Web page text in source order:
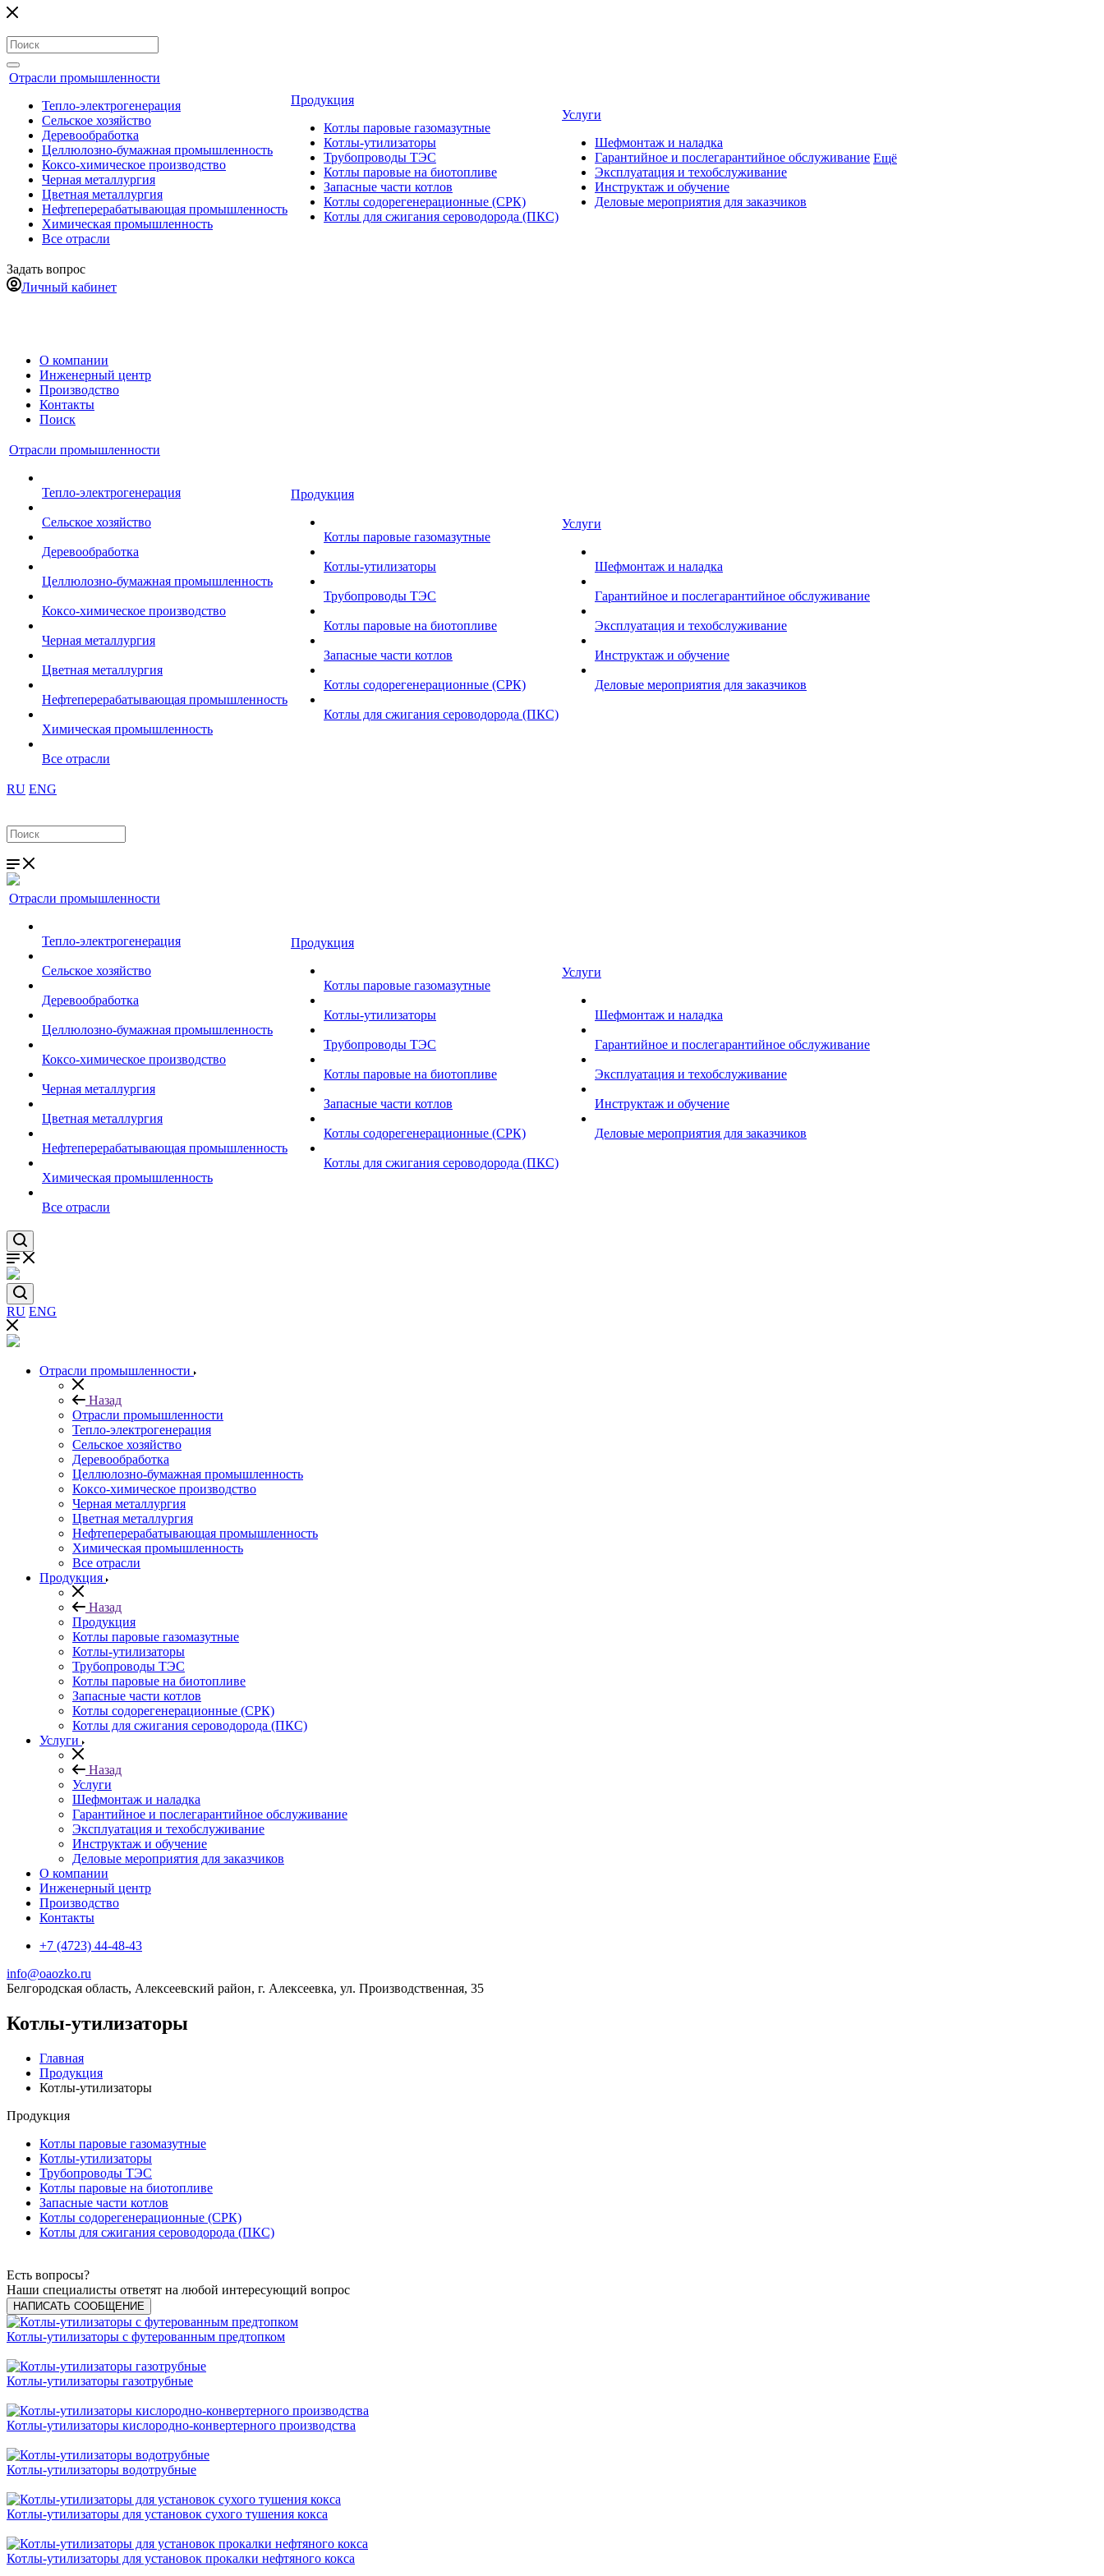
Отрасли промышленности
Тепло-электрогенерация
Сельское хозяйство
Деревообработка
Целлюлозно-бумажная промышленность
Коксо-химическое производство
Черная металлургия
Цветная металлургия
Нефтеперерабатывающая промышленность
Химическая промышленность
Все отрасли
Продукция
Котлы паровые газомазутные
Котлы-утилизаторы
Трубопроводы ТЭС
Котлы паровые на биотопливе
Запасные части котлов
Котлы содорегенерационные (СРК)
Котлы для сжигания сероводорода (ПКС)
Услуги
Шефмонтаж и наладка
Гарантийное и послегарантийное обслуживание
Эксплуатация и техобслуживание
Инструктаж и обучение
Деловые мероприятия для заказчиков
Ещё
Задать вопрос
Личный кабинет
О компании
Инженерный центр
Производство
Контакты
Поиск
Отрасли промышленности
Тепло-электрогенерация
Сельское хозяйство
Деревообработка
Целлюлозно-бумажная промышленность
Коксо-химическое производство
Черная металлургия
Цветная металлургия
Нефтеперерабатывающая промышленность
Химическая промышленность
Все отрасли
Продукция
Котлы паровые газомазутные
Котлы-утилизаторы
Трубопроводы ТЭС
Котлы паровые на биотопливе
Запасные части котлов
Котлы содорегенерационные (СРК)
Котлы для сжигания сероводорода (ПКС)
Услуги
Шефмонтаж и наладка
Гарантийное и послегарантийное обслуживание
Эксплуатация и техобслуживание
Инструктаж и обучение
Деловые мероприятия для заказчиков
RU ENG
Отрасли промышленности
Тепло-электрогенерация
Сельское хозяйство
Деревообработка
Целлюлозно-бумажная промышленность
Коксо-химическое производство
Черная металлургия
Цветная металлургия
Нефтеперерабатывающая промышленность
Химическая промышленность
Все отрасли
Продукция
Котлы паровые газомазутные
Котлы-утилизаторы
Трубопроводы ТЭС
Котлы паровые на биотопливе
Запасные части котлов
Котлы содорегенерационные (СРК)
Котлы для сжигания сероводорода (ПКС)
Услуги
Шефмонтаж и наладка
Гарантийное и послегарантийное обслуживание
Эксплуатация и техобслуживание
Инструктаж и обучение
Деловые мероприятия для заказчиков
RU ENG
Отрасли промышленности
Назад
Отрасли промышленности
Тепло-электрогенерация
Сельское хозяйство
Деревообработка
Целлюлозно-бумажная промышленность
Коксо-химическое производство
Черная металлургия
Цветная металлургия
Нефтеперерабатывающая промышленность
Химическая промышленность
Все отрасли
Продукция
Назад
Продукция
Котлы паровые газомазутные
Котлы-утилизаторы
Трубопроводы ТЭС
Котлы паровые на биотопливе
Запасные части котлов
Котлы содорегенерационные (СРК)
Котлы для сжигания сероводорода (ПКС)
Услуги
Назад
Услуги
Шефмонтаж и наладка
Гарантийное и послегарантийное обслуживание
Эксплуатация и техобслуживание
Инструктаж и обучение
Деловые мероприятия для заказчиков
О компании
Инженерный центр
Производство
Контакты
+7 (4723) 44-48-43
info@oaozko.ru
Белгородская область, Алексеевский район, г. Алексеевка, ул. Производственная, 35
Котлы-утилизаторы
Главная
Продукция
Котлы-утилизаторы
Продукция
Котлы паровые газомазутные
Котлы-утилизаторы
Трубопроводы ТЭС
Котлы паровые на биотопливе
Запасные части котлов
Котлы содорегенерационные (СРК)
Котлы для сжигания сероводорода (ПКС)
Есть вопросы?
Наши специалисты ответят на любой интересующий вопрос
НАПИСАТЬ СООБЩЕНИЕ
Котлы-утилизаторы с футерованным предтопком
Котлы-утилизаторы газотрубные
Котлы-утилизаторы кислородно-конвертерного производства
Котлы-утилизаторы водотрубные
Котлы-утилизаторы для установок сухого тушения кокса
Котлы-утилизаторы для установок прокалки нефтяного кокса